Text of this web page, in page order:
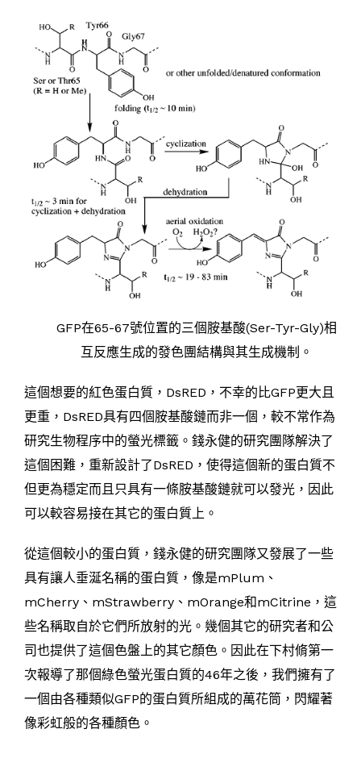
GFP在65-67號位置的三個胺基酸(Ser-Tyr-Gly)相
互反應生成的發色團結構與其生成機制。
這個想要的紅色蛋白質，DsRED，不幸的比GFP更大且
更重，DsRED具有四個胺基酸鏈而非一個，較不常作為
研究生物程序中的螢光標籤。錢永健的研究團隊解決了
這個困難，重新設計了DsRED，使得這個新的蛋白質不
但更為穩定而且只具有一條胺基酸鏈就可以發光，因此
可以較容易接在其它的蛋白質上。
從這個較小的蛋白質，錢永健的研究團隊又發展了一些
具有讓人垂涎名稱的蛋白質，像是mPlum、
mCherry、mStrawberry、mOrange和mCitrine，這
些名稱取自於它們所放射的光。幾個其它的研究者和公
司也提供了這個色盤上的其它顏色。因此在下村脩第一
次報導了那個綠色螢光蛋白質的46年之後，我們擁有了
一個由各種類似GFP的蛋白質所組成的萬花筒，閃耀著
像彩虹般的各種顏色。